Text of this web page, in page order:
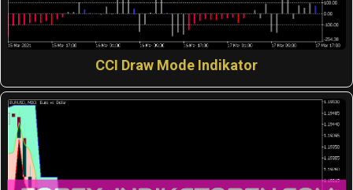
CCI Draw Mode Indikator